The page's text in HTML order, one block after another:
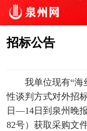
招标公告
我单位现有“海
性谈判方式对外招
日—14日到泉州晚
82号）获取采购文